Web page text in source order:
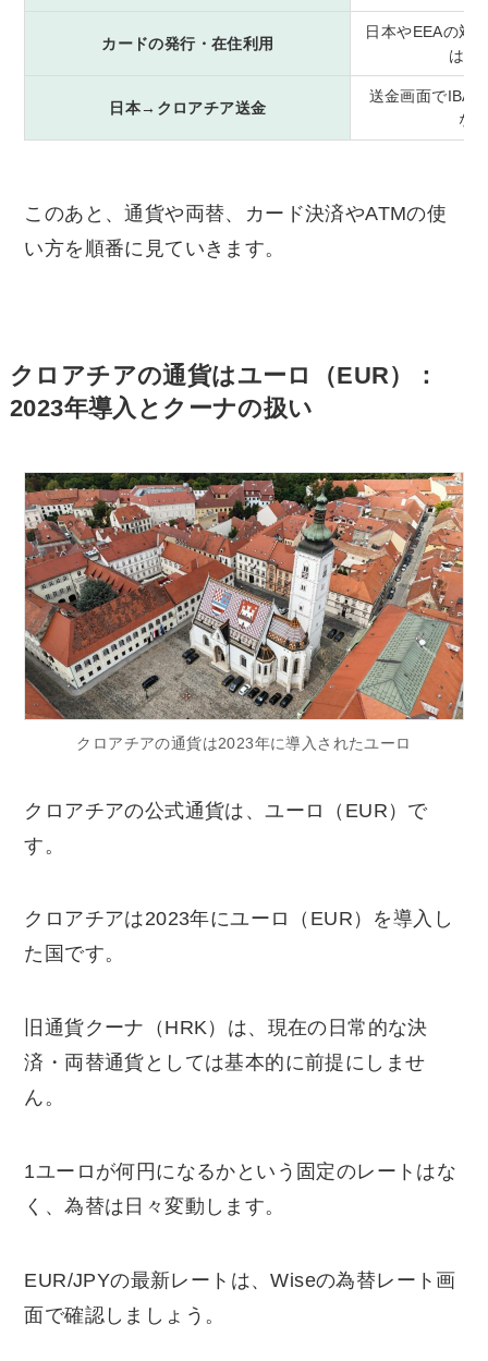
カードの発行・在住利用
日本やEEAの対
は
日本→クロアチア送金
送金画面で
な
このあと、通貨や両替、カード決済やATMの使
い方を順番に見ていきます。
クロアチアの通貨はユーロ（EUR）：
2023年導入とクーナの扱い
クロアチアの通貨は2023年に導入されたユーロ
クロアチアの公式通貨は、ユーロ（EUR）で
す。
クロアチアは2023年にユーロ（EUR）を導入し
た国です。
旧通貨クーナ（HRK）は、現在の日常的な決
済・両替通貨としては基本的に前提にしませ
ん。
1ユーロが何円になるかという固定のレートはな
く、為替は日々変動します。
EUR/JPYの最新レートは、Wiseの為替レート画
面で確認しましょう。